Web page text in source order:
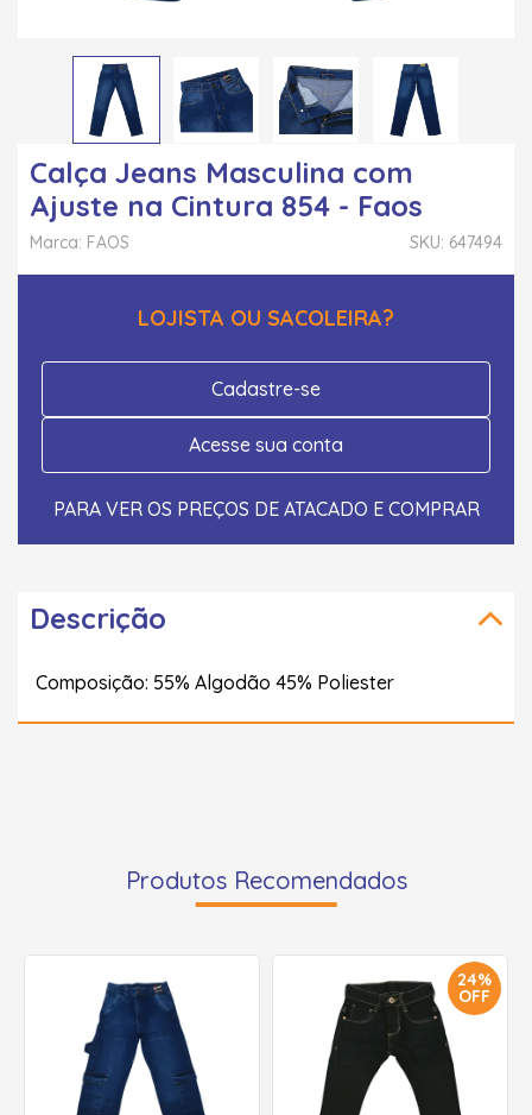
Calça Jeans Masculina com
Ajuste na Cintura 854 - Faos
SKU: 647494
Marca: FAOS
LOJISTA OU SACOLEIRA?
Cadastre-se
Acesse sua conta
PARA VER OS PREÇOS DE ATACADO E COMPRAR
Descrição
Composição: 55% Algodão 45% Poliester
Produtos Recomendados
24%
OFF